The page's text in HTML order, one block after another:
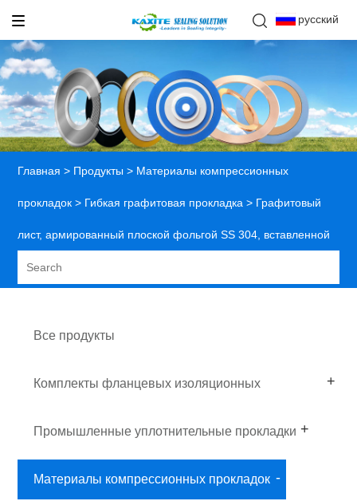
русский
Главная > Продукты > Материалы компрессионных
прокладок > Гибкая графитовая прокладка > Графитовый
лист, армированный плоской фольгой SS 304, вставленной
Все продукты
Комплекты фланцевых изоляционных
прокладок
Промышленные уплотнительные прокладки
Материалы компрессионных прокладок